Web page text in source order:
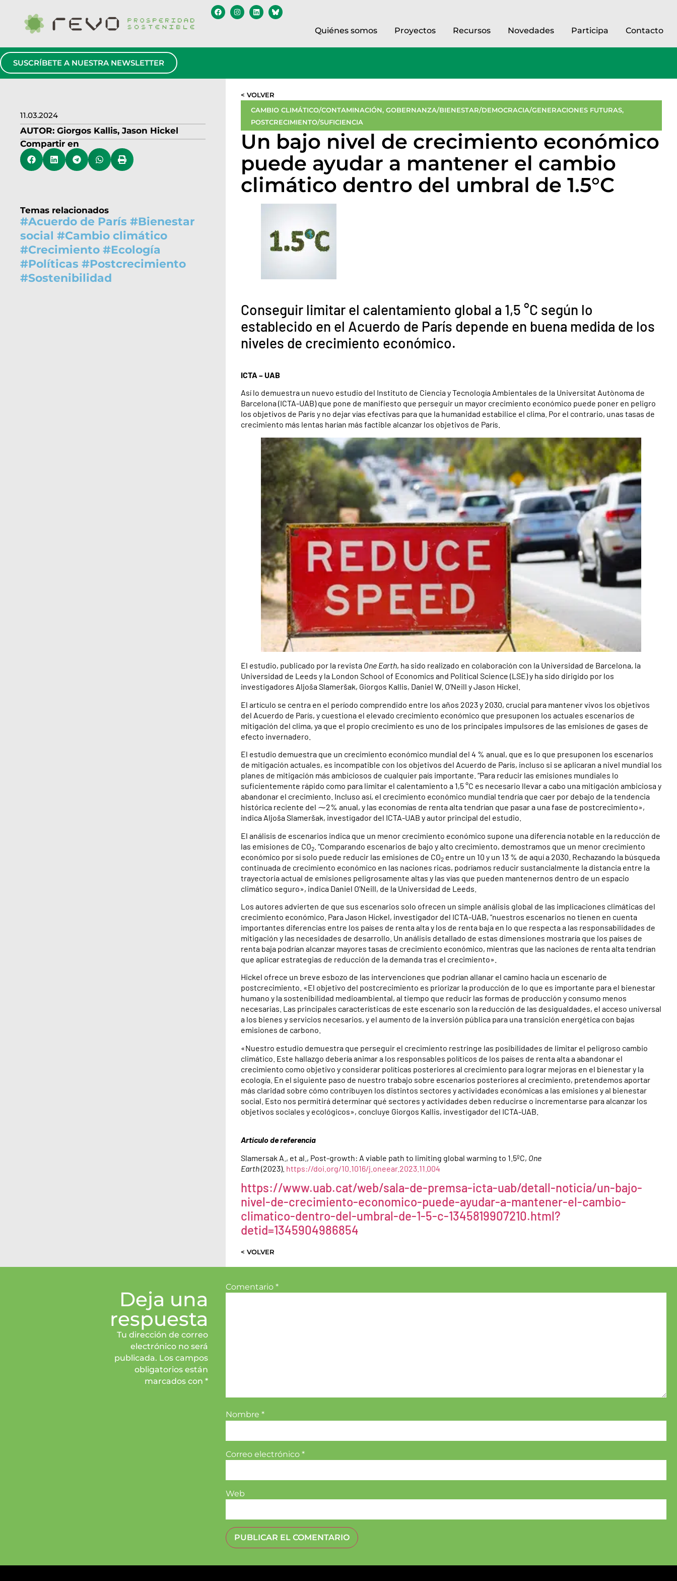
Quiénes somos Proyectos Recursos Novedades Participa Contacto
SUSCRÍBETE A NUESTRA NEWSLETTER
11.03.2024
AUTOR: Giorgos Kallis, Jason Hickel
Compartir en
Temas relacionados
#Acuerdo de París #Bienestar
social #Cambio climático
#Crecimiento #Ecología
#Políticas #Postcrecimiento
#Sostenibilidad
< VOLVER
CAMBIO CLIMÁTICO/CONTAMINACIÓN, GOBERNANZA/BIENESTAR/DEMOCRACIA/GENERACIONES FUTURAS,
POSTCRECIMIENTO/SUFICIENCIA
Un bajo nivel de crecimiento económico
puede ayudar a mantener el cambio
climático dentro del umbral de 1.5°C
Conseguir limitar el calentamiento global a 1,5 °C según lo
establecido en el Acuerdo de París depende en buena medida de los
niveles de crecimiento económico.
ICTA – UAB
Así lo demuestra un nuevo estudio del Instituto de Ciencia y Tecnología Ambientales de la Universitat Autònoma de
Barcelona (ICTA-UAB) que pone de manifiesto que perseguir un mayor crecimiento económico puede poner en peligro
los objetivos de París y no dejar vías efectivas para que la humanidad estabilice el clima. Por el contrario, unas tasas de
crecimiento más lentas harían más factible alcanzar los objetivos de París.
El estudio, publicado por la revista One Earth, ha sido realizado en colaboración con la Universidad de Barcelona, la
Universidad de Leeds y la London School of Economics and Political Science (LSE) y ha sido dirigido por los
investigadores Aljoša Slameršak, Giorgos Kallis, Daniel W. O’Neill y Jason Hickel.
El artículo se centra en el período comprendido entre los años 2023 y 2030, crucial para mantener vivos los objetivos
del Acuerdo de París, y cuestiona el elevado crecimiento económico que presuponen los actuales escenarios de
mitigación del clima, ya que el propio crecimiento es uno de los principales impulsores de las emisiones de gases de
efecto invernadero.
El estudio demuestra que un crecimiento económico mundial del 4 % anual, que es lo que presuponen los escenarios
de mitigación actuales, es incompatible con los objetivos del Acuerdo de París, incluso si se aplicaran a nivel mundial los
planes de mitigación más ambiciosos de cualquier país importante. “Para reducir las emisiones mundiales lo
suficientemente rápido como para limitar el calentamiento a 1,5 °C es necesario llevar a cabo una mitigación ambiciosa y
abandonar el crecimiento. Incluso así, el crecimiento económico mundial tendría que caer por debajo de la tendencia
histórica reciente del ⁓2% anual, y las economías de renta alta tendrían que pasar a una fase de postcrecimiento»,
indica Aljoša Slameršak, investigador del ICTA-UAB y autor principal del estudio.
El análisis de escenarios indica que un menor crecimiento económico supone una diferencia notable en la reducción de
las emisiones de CO2. “Comparando escenarios de bajo y alto crecimiento, demostramos que un menor crecimiento
económico por sí solo puede reducir las emisiones de CO2entre un 10 y un 13 % de aquí a 2030. Rechazando la búsqueda
continuada de crecimiento económico en las naciones ricas, podríamos reducir sustancialmente la distancia entre la
trayectoria actual de emisiones peligrosamente altas y las vías que pueden mantenernos dentro de un espacio
climático seguro», indica Daniel O’Neill, de la Universidad de Leeds.
Los autores advierten de que sus escenarios solo ofrecen un simple análisis global de las implicaciones climáticas del
crecimiento económico. Para Jason Hickel, investigador del ICTA-UAB, “nuestros escenarios no tienen en cuenta
importantes diferencias entre los países de renta alta y los de renta baja en lo que respecta a las responsabilidades de
mitigación y las necesidades de desarrollo. Un análisis detallado de estas dimensiones mostraría que los países de
renta baja podrían alcanzar mayores tasas de crecimiento económico, mientras que las naciones de renta alta tendrían
que aplicar estrategias de reducción de la demanda tras el crecimiento».
Hickel ofrece un breve esbozo de las intervenciones que podrían allanar el camino hacia un escenario de
postcrecimiento. «El objetivo del postcrecimiento es priorizar la producción de lo que es importante para el bienestar
humano y la sostenibilidad medioambiental, al tiempo que reducir las formas de producción y consumo menos
necesarias. Las principales características de este escenario son la reducción de las desigualdades, el acceso universal
a los bienes y servicios necesarios, y el aumento de la inversión pública para una transición energética con bajas
emisiones de carbono.
«Nuestro estudio demuestra que perseguir el crecimiento restringe las posibilidades de limitar el peligroso cambio
climático. Este hallazgo debería animar a los responsables políticos de los países de renta alta a abandonar el
crecimiento como objetivo y considerar políticas posteriores al crecimiento para lograr mejoras en el bienestar y la
ecología. En el siguiente paso de nuestro trabajo sobre escenarios posteriores al crecimiento, pretendemos aportar
más claridad sobre cómo contribuyen los distintos sectores y actividades económicas a las emisiones y al bienestar
social. Esto nos permitirá determinar qué sectores y actividades deben reducirse o incrementarse para alcanzar los
objetivos sociales y ecológicos», concluye Giorgos Kallis, investigador del ICTA-UAB.
Artículo de referencia
Slamersak A., et al., Post-growth: A viable path to limiting global warming to 1.5ºC, One
Earth(2023). https://doi.org/10.1016/j.oneear.2023.11.004
https://www.uab.cat/web/sala-de-premsa-icta-uab/detall-noticia/un-bajo-
nivel-de-crecimiento-economico-puede-ayudar-a-mantener-el-cambio-
climatico-dentro-del-umbral-de-1-5-c-1345819907210.html?
detid=1345904986854
< VOLVER
Deja una
respuesta
Tu dirección de correo
electrónico no será
publicada. Los campos
obligatorios están
marcados con *
Comentario *
Nombre *
Correo electrónico *
Web